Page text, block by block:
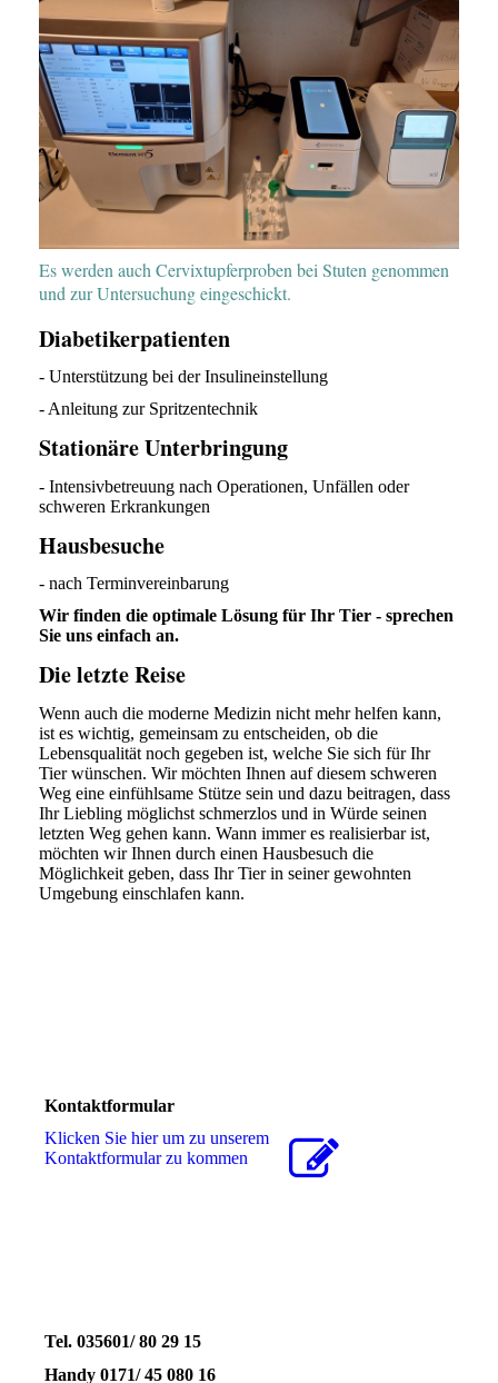
Es werden auch Cervixtupferproben bei Stuten genommen
und zur Untersuchung eingeschickt.
Diabetikerpatienten
- Unterstützung bei der Insulineinstellung
- Anleitung zur Spritzentechnik
Stationäre Unterbringung
- Intensivbetreuung nach Operationen, Unfällen oder
schweren Erkrankungen
Hausbesuche
- nach Terminvereinbarung
Wir finden die optimale Lösung für Ihr Tier - sprechen
Sie uns einfach an.
Die letzte Reise
Wenn auch die moderne Medizin nicht mehr helfen kann,
ist es wichtig, gemeinsam zu entscheiden, ob die
Lebensqualität noch gegeben ist, welche Sie sich für Ihr
Tier wünschen. Wir möchten Ihnen auf diesem schweren
Weg eine einfühlsame Stütze sein und dazu beitragen, dass
Ihr Liebling möglichst schmerzlos und in Würde seinen
letzten Weg gehen kann. Wann immer es realisierbar ist,
möchten wir Ihnen durch einen Hausbesuch die
Möglichkeit geben, dass Ihr Tier in seiner gewohnten
Umgebung einschlafen kann.
Kontaktformular
Klicken Sie hier um zu unserem
Kon­takt­for­mu­lar zu kommen
Tel. 035601/ 80 29 15
Handy 0171/ 45 080 16